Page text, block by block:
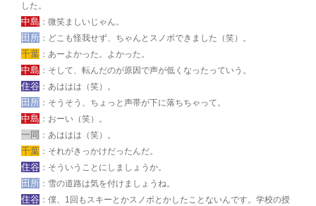
した。
中島 ：微笑ましいじゃん。
田所 ：どこも怪我せず、ちゃんとスノボできました（笑）。
千葉 ：あーよかった。よかった。
中島 ：そして、転んだのが原因で声が低くなったっていう。
住谷 ：あははは（笑）。
田所 ：そうそう、ちょっと声帯が下に落ちちゃって。
中島 ：おーい（笑）。
一同 ：あははは（笑）。
千葉 ：それがきっかけだったんだ。
住谷 ：そういうことにしましょうか。
田所 ：雪の道路は気を付けましょうね。
住谷 ：僕、1回もスキーとかスノボとかしたことないんです。学校の授